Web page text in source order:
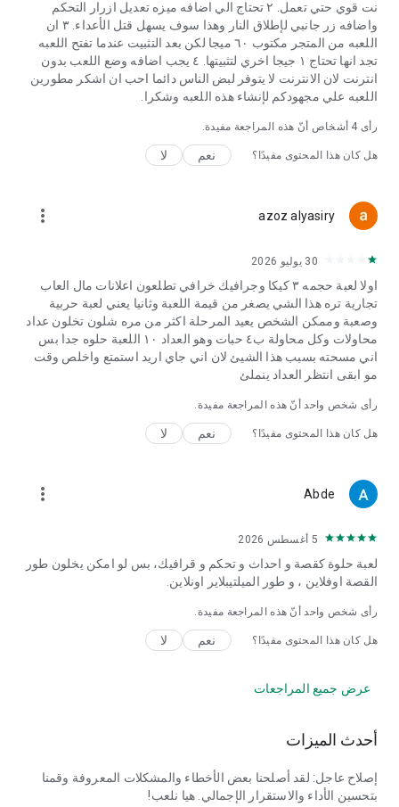
تتطلب لعبة Modern Combat 5 اتصالاً بالإنترنت.
لذا إن كنت مستعدًا لتلعب لعبة التصويب من منظور شخصي التي
طالما حلمت بها أونلاين، فانطلق في هذه اللعبة المجانية التي لا مثيل
لها والتي تأخذ اللعب متعدد اللاعبين أونلاين إلى مستويات جديدة.
اللعبة مناسبة لعشاق اللعب الفردي لألعاب التصويب من منظور
شخصي أو مسابقات الرياضات الرقمية الجماعيةأو تحديات المعارك
__________________________________________
يمكنك أيضًا أن تتابعنا على مواقع التواصل الاجتماعي:
انستاغرام: http://gmlft.co/SNS_IG
يوتيوب: http://gmlft.co/GL_SNS_YT
سياسة الخصوصية: http://www.gameloft.com/ar/privacy-notice
شروط الاستخدام: http://www.gameloft.com/ar/conditions-of-
use
http://www.gameloft.com/ar/eula
نت قوي حتي تعمل. ٢ تحتاج الي اضافه ميزه تعديل ازرار التحكم
واضافه زر جانبي لإطلاق النار وهذا سوف يسهل قتل الأعداء. ٣ ان
اللعبه من المتجر مكتوب ٦٠ ميجا لكن بعد التثبيت عندما تفتح اللعبه
تجد انها تحتاج ١ جيجا اخري لتثبيتها. ٤ يجب اضافه وضع اللعب بدون
انترنت لان الانترنت لا يتوفر لبض الناس دائما احب ان اشكر مطورين
اللعبه علي مجهودكم لإنشاء هذه اللعبه وشكرا.
رأى 4 أشخاص أنّ هذه المراجعة مفيدة.
هل كان هذا المحتوى مفيدًا؟ نعم لا
azoz alyasiry
more_vert
30 يوليو 2026
اولا لعبة حجمه ٣ كيكا وجرافيك خرافي تطلعون اعلانات مال العاب
تجارية تره هذا الشي يصغر من قيمة اللعبة وثانيا يعني لعبة حربية
وصعبة وممكن الشخص يعيد المرحلة اكثر من مره شلون تخلون عداد
محاولات وكل محاولة ب٤ حبات وهو العداد ١٠ اللعبة حلوه جدا بس
اني مسحته بسبب هذا الشيئ لان اني جاي اريد استمتع واخلص وقت
مو ابقى انتظر العداد ينملئ
رأى شخص واحد أنّ هذه المراجعة مفيدة.
هل كان هذا المحتوى مفيدًا؟ نعم لا
Abde
more_vert
5 أغسطس 2026
لعبة حلوة كقصة و احداث و تحكم و قرافيك، بس لو امكن يخلون طور
القصة اوفلاين ، و طور الميلتيبلاير اونلاين.
رأى شخص واحد أنّ هذه المراجعة مفيدة.
هل كان هذا المحتوى مفيدًا؟ نعم لا
عرض جميع المراجعات
أحدث الميزات
إصلاح عاجل: لقد أصلحنا بعض الأخطاء والمشكلات المعروفة وقمنا
بتحسين الأداء والاستقرار الإجمالي. هيا نلعب!